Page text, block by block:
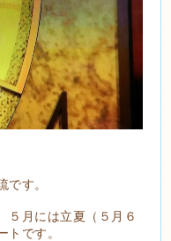
す。
５月には立夏（５月６
です。